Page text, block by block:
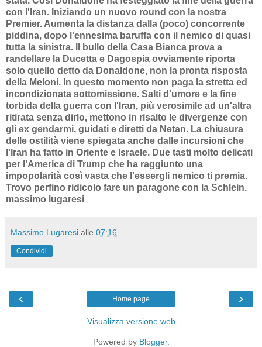
con l'Iran. Iniziando un nuovo round con la nostra
Premier. Aumenta la distanza dalla (poco) concorrente
piddina, dopo l'ennesima baruffa con il nemico di quasi
tutta la sinistra. Il bullo della Casa Bianca prova a
randellare la Ducetta e Dagospia ovviamente riporta
solo quello detto da Donaldone, non la pronta risposta
della Meloni. In questo momento non paga la stretta ed
incondizionata sottomissione. Salti d'umore e la fine
torbida della guerra con l'Iran, più verosimile ad un'altra
ritirata senza dirlo, mettono in risalto le divergenze con
gli ex gendarmi, guidati e diretti da Netan. La chiusura
delle ostilità viene spiegata anche dalle incursioni che
l'Iran ha fatto in Oriente e Israele. Due tasti molto delicati
per l'America di Trump che ha raggiunto una
impopolarità così vasta che l'essergli nemico ti premia.
Trovo perfino ridicolo fare un paragone con la Schlein.
massimo lugaresi
Massimo Lugaresi alle 07:16
Condividi
‹ ›
Home page
Visualizza versione web
Powered by Blogger.